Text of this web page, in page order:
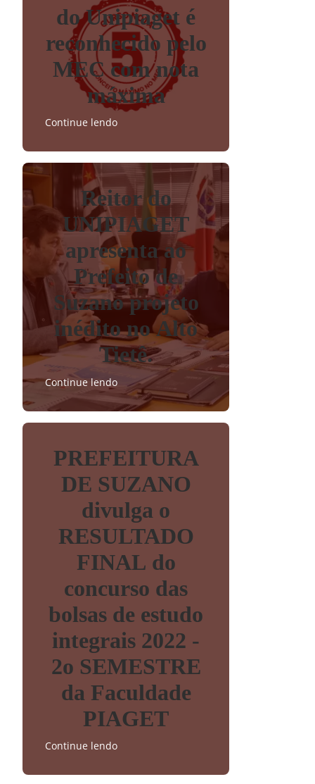
do Unipiaget é
reconhecido pelo
MEC com nota
máxima
Continue lendo
Reitor do
UNIPIAGET
apresenta ao
Prefeito de
Suzano projeto
inédito no Alto
Tietê.
Continue lendo
PREFEITURA
DE SUZANO
divulga o
RESULTADO
FINAL do
concurso das
bolsas de estudo
integrais 2022 -
2o SEMESTRE
da Faculdade
PIAGET
Continue lendo